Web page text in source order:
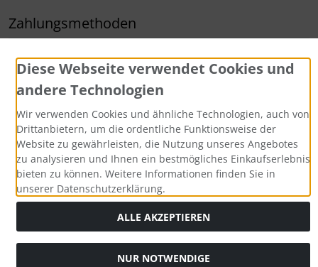
Zahlungsmethoden
Alle Preise inkl. gesetzl. MwSt. zzgl.Versandkosten. Die
durchgestrichenen Preise entsprechen dem bisherigen Preis
bei Aqua Computer Shop.
Aqua Computer GmbH & Co. KG © 2026. Alle Rechte
vorbehalten.
modified eCommerce Shopsoftware © 2009-2026
Diese Webseite verwendet Cookies und
andere Technologien
Wir verwenden Cookies und ähnliche Technologien, auch von
Drittanbietern, um die ordentliche Funktionsweise der
Website zu gewährleisten, die Nutzung unseres Angebotes
zu analysieren und Ihnen ein bestmögliches Einkaufserlebnis
bieten zu können. Weitere Informationen finden Sie in
unserer Datenschutzerklärung.
ALLE AKZEPTIEREN
NUR NOTWENDIGE